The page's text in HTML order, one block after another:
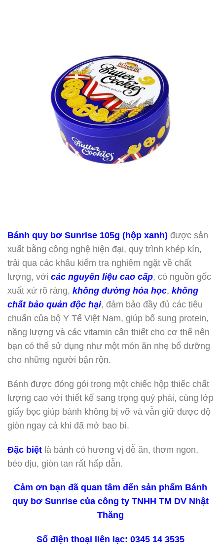
Bánh quy bơ Sunrise 105g (hộp xanh) được sản
xuất bằng công nghệ hiện đại, quy trình khép kín,
trải qua các khâu kiểm tra nghiêm ngặt về chất
lượng, với các nguyên liệu cao cấp, có nguồn gốc
xuất xứ rõ ràng, không đường hóa học, không
chất bảo quản độc hại, đảm bảo đầy đủ các tiêu
chuẩn của bộ Y Tế Việt Nam, giúp bổ sung protein,
năng lượng và các vitamin cần thiết cho cơ thể nên
bạn có thể sử dụng như một món ăn nhẹ bổ dưỡng
cho những người bận rộn.
Bánh được đóng gói trong một chiếc hộp thiếc chất
lượng cao với thiết kế sang trọng quý phái, cùng lớp
giấy bọc giúp bánh không bị vỡ và vẫn giữ được độ
giòn ngay cả khi đã mở bao bì.
Đặc biệt là bánh có hương vị dễ ăn, thơm ngon,
béo dịu, giòn tan rất hấp dẫn.
Cảm ơn bạn đã quan tâm đến sản phẩm Bánh
quy bơ Sunrise của công ty TNHH TM DV Nhật
Thăng
Số điện thoại liên lạc: 0345 14 3535